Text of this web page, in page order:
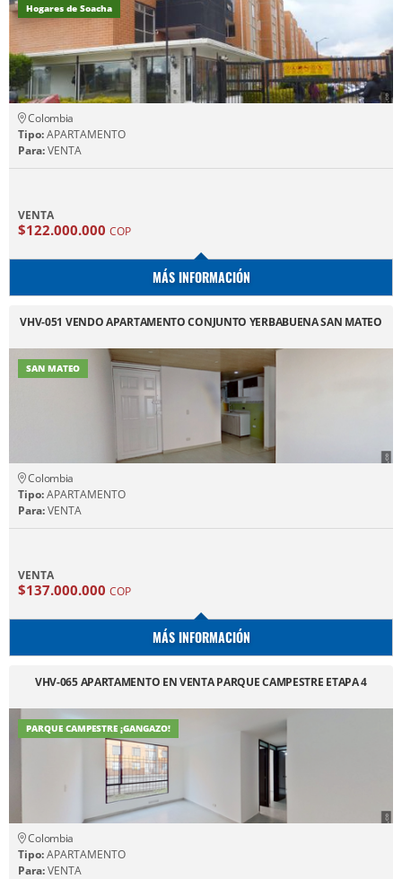
Hogares de Soacha
Colombia
Tipo:APARTAMENTO
Para:VENTA
VENTA
$122.000.000 COP
MÁS INFORMACIÓN
VHV-051 VENDO APARTAMENTO CONJUNTO YERBABUENA SAN MATEO
SAN MATEO
Colombia
Tipo:APARTAMENTO
Para:VENTA
VENTA
$137.000.000 COP
MÁS INFORMACIÓN
VHV-065 APARTAMENTO EN VENTA PARQUE CAMPESTRE ETAPA 4
PARQUE CAMPESTRE ¡GANGAZO!
Colombia
Tipo:APARTAMENTO
Para:VENTA